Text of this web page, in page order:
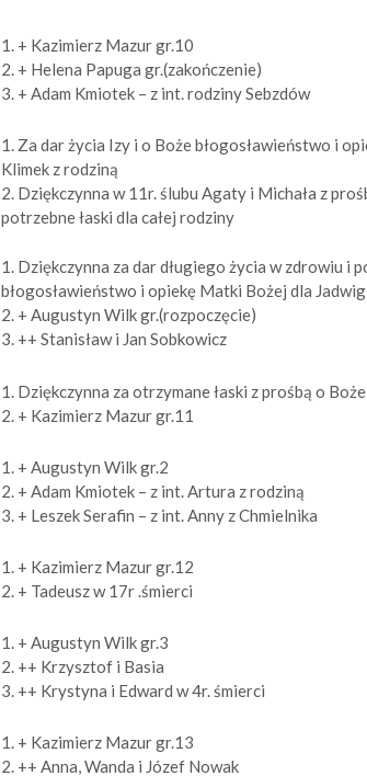
1. + Kazimierz Mazur gr.10
2. + Helena Papuga gr.(zakończenie)
3. + Adam Kmiotek – z int. rodziny Sebzdów
1. Za dar życia Izy i o Boże błogosławieństwo i
Klimek z rodziną
2. Dziękczynna w 11r. ślubu Agaty i Michała z
potrzebne łaski dla całej rodziny
1. Dziękczynna za dar długiego życia w zdrowiu i
błogosławieństwo i opiekę Matki Bożej dla
2. + Augustyn Wilk gr.(rozpoczęcie)
3. ++ Stanisław i Jan Sobkowicz
1. Dziękczynna za otrzymane łaski z prośbą o
2. + Kazimierz Mazur gr.11
1. + Augustyn Wilk gr.2
2. + Adam Kmiotek – z int. Artura z rodziną
3. + Leszek Serafin – z int. Anny z Chmielnika
1. + Kazimierz Mazur gr.12
2. + Tadeusz w 17r .śmierci
1. + Augustyn Wilk gr.3
2. ++ Krzysztof i Basia
3. ++ Krystyna i Edward w 4r. śmierci
1. + Kazimierz Mazur gr.13
2. ++ Anna, Wanda i Józef Nowak